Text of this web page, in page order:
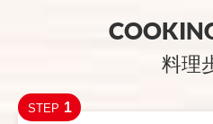
料理
STEP 1